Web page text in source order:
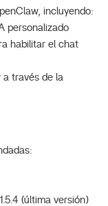
incluyendo:
personalizado
habilitar el chat
a través de la
(última versión)